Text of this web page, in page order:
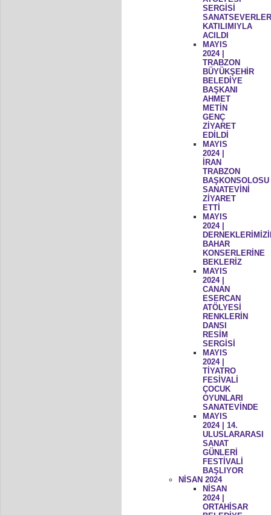
SERGİSİ
KATILIMIYLA
ACILDI
MAYIS
2024 |
TRABZON
BÜYÜKŞEHİR
BELEDİYE
BAŞKANI
AHMET
METİN
GENÇ
ZİYARET
EDİLDİ
MAYIS
2024 |
İRAN
TRABZON
BAŞKONSOLOSU
SANATEVİNİ
ZİYARET
ETTİ
MAYIS
2024 |
BAHAR
KONSERLERİNE
BEKLERİZ
MAYIS
2024 |
CANAN
ESERCAN
ATÖLYESİ
RENKLERİN
DANSI
RESİM
SERGİSİ
MAYIS
2024 |
TİYATRO
FESİVALİ
ÇOCUK
OYUNLARI
SANATEVİNDE
MAYIS
2024 | 14.
ULUSLARARASI
SANAT
GÜNLERİ
FESTİVALİ
BAŞLIYOR
NİSAN 2024
NİSAN
2024 |
ORTAHİSAR